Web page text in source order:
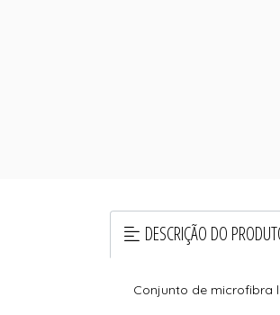
DESCRIÇÃO DO
Conjunto de microfibra